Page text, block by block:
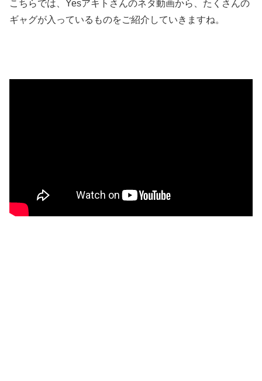
こちらでは、Yesアキトさんのネタ動画から、たくさんの
ギャグが入っているものをご紹介していきますね。